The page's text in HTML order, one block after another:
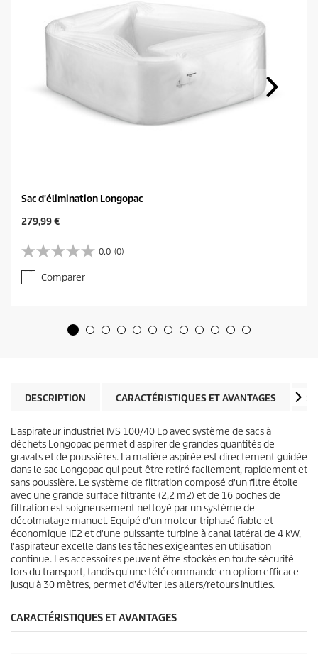
Sac d'élimination Longopac
C
r
e
n
p
c
e
279,99 €
0.0 (0)
0
.
0
.
Comparer
DESCRIPTION CARACTÉRISTIQUES ET AVANTAGES
L'aspirateur industriel IVS 100/40 Lp avec système de sacs à
déchets Longopac permet d'aspirer de grandes quantités de
gravats et de poussières. La matière aspirée est directement guidée
dans le sac Longopac qui peut-être retiré facilement, rapidement et
sans poussière. Le système de filtration composé d'un filtre étoile
avec une grande surface filtrante (2,2 m2) et de 16 poches de
filtration est soigneusement nettoyé par un système de
dé́colmatage manuel. Equipé d'un moteur triphasé fiable et
économique IE2 et d'une puissante turbine à canal latéral de 4 kW,
l'aspirateur excelle dans les tâches exigeantes en utilisation
continue. Les accessoires peuvent être stockés en toute sécurité
lors du transport, tandis qu'une télécommande en option efficace
jusqu'à 30 mètres, permet d'éviter les allers/retours inutiles.
CARACTÉRISTIQUES ET AVANTAGES